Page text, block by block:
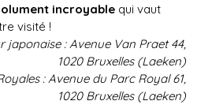
incroyable qui vaut
visité !
japonaise : Avenue Van Praet 44,
1020 Bruxelles (Laeken)
: Avenue du Parc Royal 61,
1020 Bruxelles (Laeken)